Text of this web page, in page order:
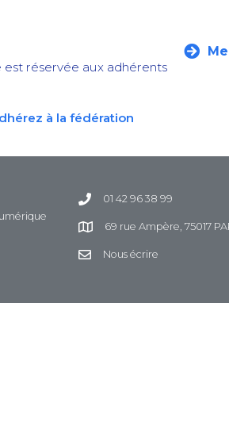
réservée aux adhérents
à la fédération
01 42 96 38 99
69 rue Ampère, 75017
Nous écrire